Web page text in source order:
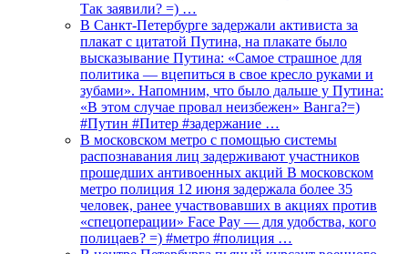
Так заявили? =) …
В Санкт-Петербурге задержали активиста за
плакат с цитатой Путина, на плакате было
высказывание Путина: «Самое страшное для
политика — вцепиться в свое кресло руками и
зубами». Напомним, что было дальше у Путина:
«В этом случае провал неизбежен» Ванга?=)
#Путин #Питер #задержание …
В московском метро с помощью системы
распознавания лиц задерживают участников
прошедших антивоенных акций В московском
метро полиция 12 июня задержала более 35
человек, ранее участвовавших в акциях против
«спецоперации» Face Pay — для удобства, кого
полицаев? =) #метро #полиция …